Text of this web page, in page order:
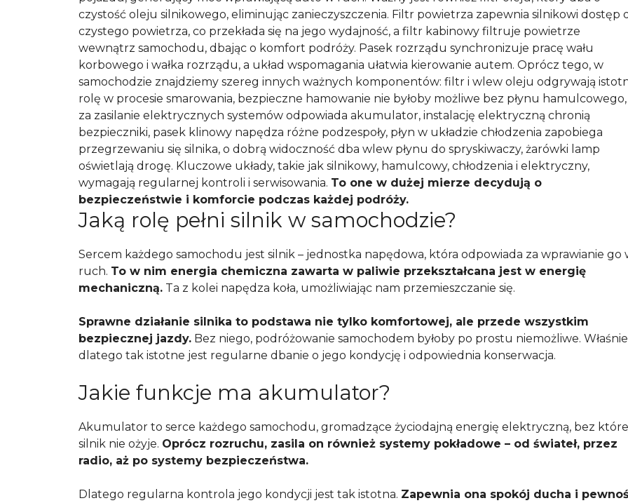
czystość oleju silnikowego, eliminując zanieczyszczenia. Filtr powietrza zapewnia silnikowi dostęp
czystego powietrza, co przekłada się na jego wydajność, a filtr kabinowy filtruje powietrze
wewnątrz samochodu, dbając o komfort podróży. Pasek rozrządu synchronizuje pracę wału
korbowego i wałka rozrządu, a układ wspomagania ułatwia kierowanie autem. Oprócz tego, w
samochodzie znajdziemy szereg innych ważnych komponentów: filtr i wlew oleju odgrywają
rolę w procesie smarowania, bezpieczne hamowanie nie byłoby możliwe bez płynu hamulcowego,
za zasilanie elektrycznych systemów odpowiada akumulator, instalację elektryczną chronią
bezpieczniki, pasek klinowy napędza różne podzespoły, płyn w układzie chłodzenia zapobiega
przegrzewaniu się silnika, o dobrą widoczność dba wlew płynu do spryskiwaczy, żarówki lamp
oświetlają drogę. Kluczowe układy, takie jak silnikowy, hamulcowy, chłodzenia i elektryczny,
wymagają regularnej kontroli i serwisowania. To one w dużej mierze decydują o
bezpieczeństwie i komforcie podczas każdej podróży.
Jaką rolę pełni silnik w samochodzie?
Sercem każdego samochodu jest silnik – jednostka napędowa, która odpowiada za wprawianie go
ruch. To w nim energia chemiczna zawarta w paliwie przekształcana jest w energię
mechaniczną. Ta z kolei napędza koła, umożliwiając nam przemieszczanie się.
Sprawne działanie silnika to podstawa nie tylko komfortowej, ale przede wszystkim
bezpiecznej jazdy. Bez niego, podróżowanie samochodem byłoby po prostu niemożliwe. Właśnie
dlatego tak istotne jest regularne dbanie o jego kondycję i odpowiednia konserwacja.
Jakie funkcje ma akumulator?
Akumulator to serce każdego samochodu, gromadzące życiodajną energię elektryczną, bez
silnik nie ożyje. Oprócz rozruchu, zasila on również systemy pokładowe – od świateł, przez
radio, aż po systemy bezpieczeństwa.
Dlatego regularna kontrola jego kondycji jest tak istotna. Zapewnia ona spokój ducha i